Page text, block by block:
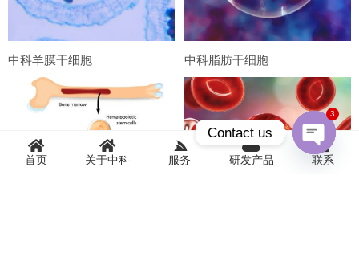
中科羊膜干细胞 中科脂肪干细胞
首页 关于中科 服务 研发产品 联系
Contact us
Open
3